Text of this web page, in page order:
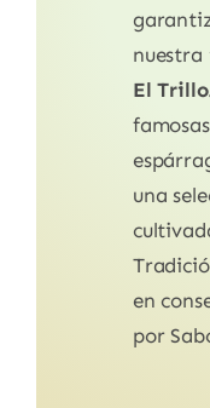
El Trillo
una
en
por